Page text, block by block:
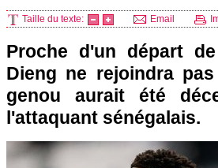
Taille du texte: Email
Proche d'un départ
Dieng ne rejoindra
genou aurait été
l'attaquant sénégalais.